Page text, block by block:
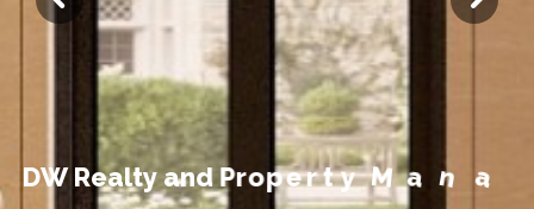
DW Realtyand Property Mana g e